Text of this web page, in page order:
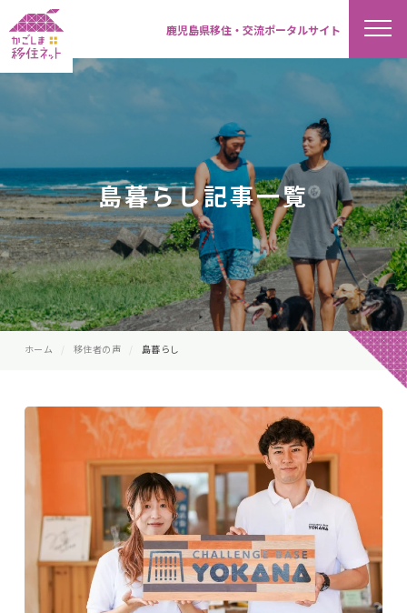
鹿児島県移住・交流ポータルサイト
島暮らし記事一覧
ホーム 移住者の声 島暮らし